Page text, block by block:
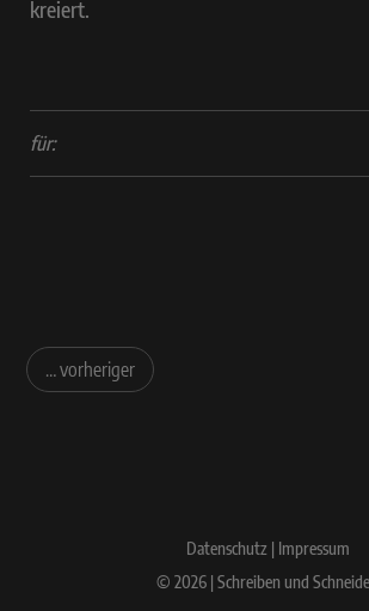
kreiert.
für:
… vorheriger
Datenschutz|
Impressum
© 2026 | Schreiben und